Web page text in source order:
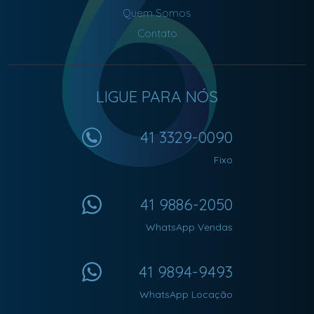
Quem Somos
Contato
LIGUE PARA NÓS
41 3329-0090
Fixo
41 9886-2050
WhatsApp Vendas
41 9894-9493
WhatsApp Locação